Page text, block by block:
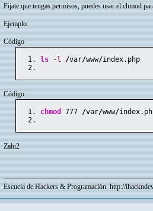
Fijate que tengas permisos, puedes usar el chmod
Ejemplo:
Código
ls -l /var/www/index.php
Código
chmod 777 /var/www/
Zalu2
Escuela de Hackers & Programación. http://